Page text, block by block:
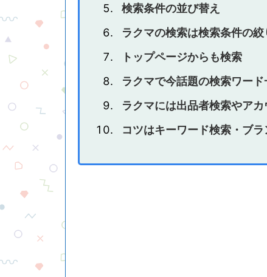
検索条件の並び替え
ラクマの検索は検索条件の絞
トップページからも検索
ラクマで今話題の検索ワード
ラクマには出品者検索やア
コツはキーワード検索・ブ